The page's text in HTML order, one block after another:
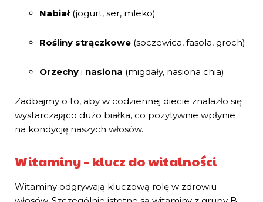
Nabiał(jogurt, ser, mleko)
Rośliny strączkowe (soczewica, fasola, groch)
Orzechy i nasiona (migdały, nasiona chia)
Zadbajmy o to, aby w codziennej diecie znalazło się
wystarczająco dużo białka, co pozytywnie wpłynie
na kondycję naszych włosów.
Witaminy – klucz do witalności
Witaminy odgrywają kluczową rolę w zdrowiu